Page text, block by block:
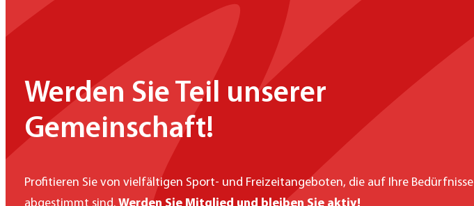
Werden Sie Teil unserer
Gemeinschaft!
Profitieren Sie von vielfältigen Sport- und Freizeitangeboten, die auf Ihre Bedürfnisse
abgestimmt sind.Werden Sie Mitglied und bleiben Sie aktiv!